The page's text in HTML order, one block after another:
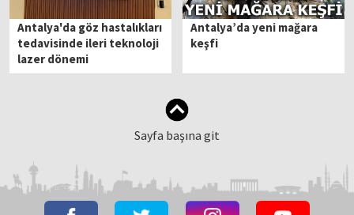
Antalya'da göz hastalıkları
tedavisinde ileri teknoloji
lazer dönemi
Antalya’da yeni mağara
keşfi
Sayfa başına git